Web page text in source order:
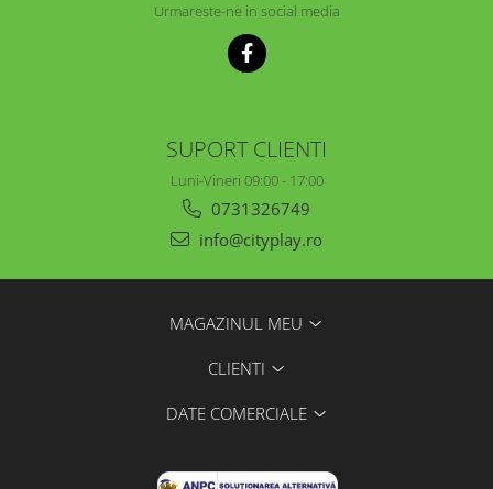
Urmareste-ne in social media
SUPORT CLIENTI
Luni-Vineri 09:00 - 17:00
0731326749
info@cityplay.ro
MAGAZINUL MEU
CLIENTI
DATE COMERCIALE